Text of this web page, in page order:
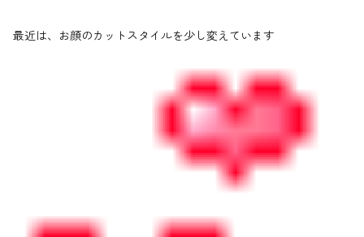
最近は、お顔のカットスタイルを少し変えています